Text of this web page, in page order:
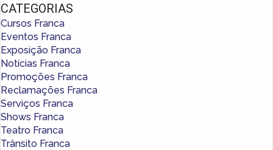
CATEGORIAS
Cursos Franca
Eventos Franca
Exposição Franca
Notícias Franca
Promoções Franca
Reclamações Franca
Serviços Franca
Shows Franca
Teatro Franca
Trânsito Franca